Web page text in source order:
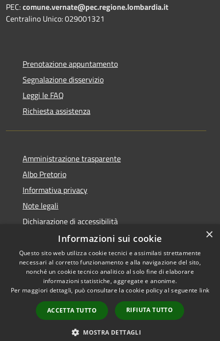
PEC:comune.vernate@pec.regione.lombardia.it
Centralino Unico: 029001321
Prenotazione appuntamento
Segnalazione disservizio
Leggi le FAQ
Richiesta assistenza
Amministrazione trasparente
Albo Pretorio
Informativa privacy
Note legali
Dichiarazione di accessibilità
Accessibilità
Privacy
Mappa del sito
×
Informazioni sui cookie
Questo sito web utilizza cookie tecnici e assimilati strettamente
necessari al corretto funzionamento e alla navigazione del sito,
nonché un cookie tecnico analitico al solo fine di elaborare
informazioni statistiche, aggregate e anonime.
Per maggiori dettagli, può consultare la cookie policy al seguente link
ACCETTA TUTTO RIFIUTA TUTTO
MOSTRA DETTAGLI